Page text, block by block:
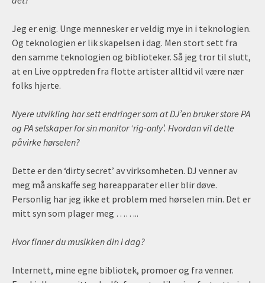
Jeg er enig. Unge mennesker er veldig mye in i teknologien.
Og teknologien er lik skapelsen i dag. Men stort sett fra
den samme teknologien og biblioteker. Så jeg tror til slutt,
at en Live opptreden fra flotte artister alltid vil være nær
folks hjerte.
Nyere utvikling har sett endringer som at DJ’en bruker store PA
og PA selskaper for sin monitor ‘rig-only’. Hvordan vil dette
påvirke hørselen?
Dette er den ‘dirty secret’ av virksomheten. DJ venner av
meg må anskaffe seg høreapparater eller blir døve.
Personlig har jeg ikke et problem med hørselen min. Det er
mitt syn som plager meg ……..
Hvor finner du musikken din i dag?
Internett, mine egne bibliotek, promoer og fra venner.